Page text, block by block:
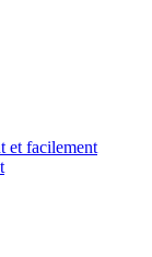
et facilement